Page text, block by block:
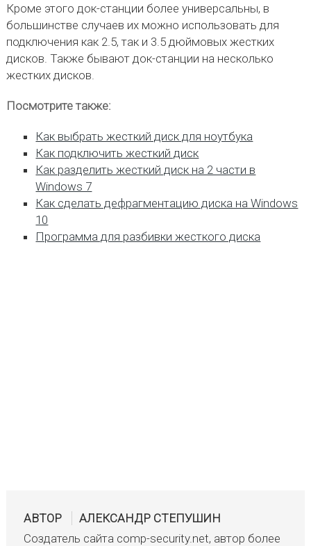
Кроме этого док-станции более универсальны, в
большинстве случаев их можно использовать для
подключения как 2.5, так и 3.5 дюймовых жестких
дисков. Также бывают док-станции на несколько
жестких дисков.
Посмотрите также:
Как выбрать жесткий диск для ноутбука
Как подключить жесткий диск
Как разделить жесткий диск на 2 части в
Windows 7
Как сделать дефрагментацию диска на Windows
10
Программа для разбивки жесткого диска
АВТОР
АЛЕКСАНДР СТЕПУШИН
Создатель сайта comp-security.net, автор более